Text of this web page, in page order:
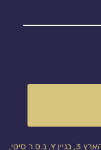
תוצרת הארץ 3, בניין Y, ב.ס.ר סיטי,